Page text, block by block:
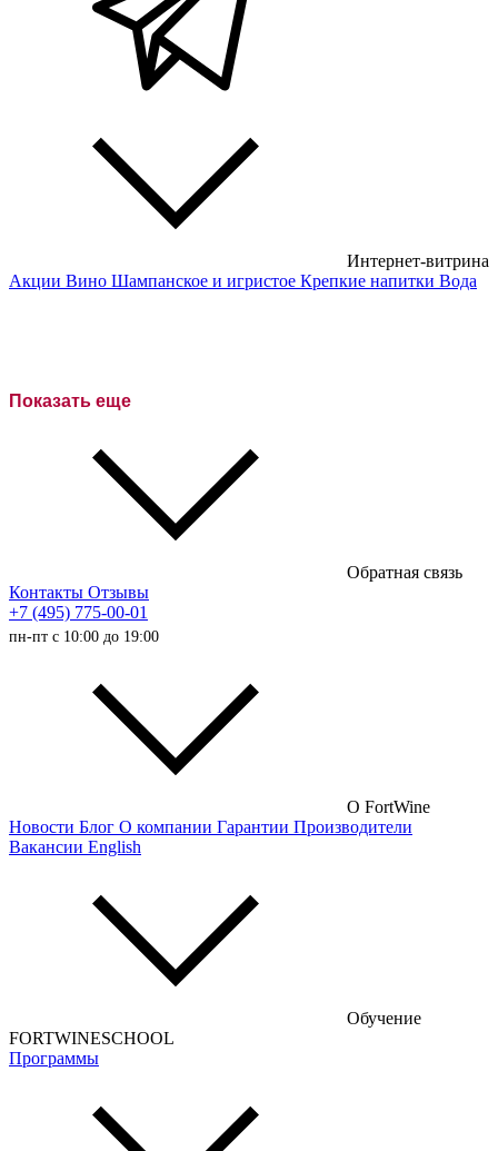
Интернет-витрина
Акции Вино Шампанское и игристое Крепкие напитки Вода
Полусухие вина
Полусладкие вина
Итальянские вина
Испанские вина
Немецкие вина
Австрийские вина
Чилийские вина
Португальские вина
Аргентинские вина
Армянские вина
Американские вина
Грузинские вина
Показать еще
Обратная связь
Контакты Отзывы
+7 (495) 775-00-01
пн-пт с 10:00 до 19:00
О FortWine
Новости Блог О компании Гарантии Производители
Вакансии English
Обучение
FORTWINESCHOOL
Программы